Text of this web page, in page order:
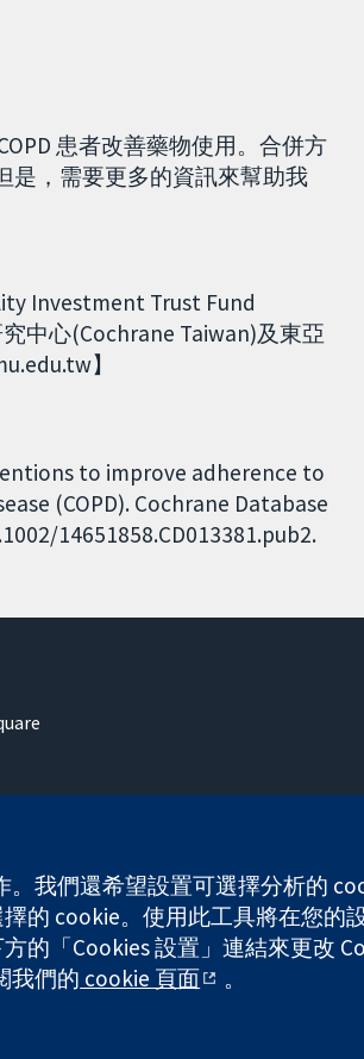
患者改善藥物使用。合併方
是，需要更多的資訊來幫助我
Investment Trust Fund
中心(Cochrane Taiwan)及東亞
】
to improve adherence to
(COPD). Cochrane Database
14651858.CD013381.pub2.
(no. 03044323) registered in England &
我們還希望設置可選擇分析的
的 cookie。使用此工具將在您的
「Cookies 設置」連結來更改
我們的 cookie 頁面 。